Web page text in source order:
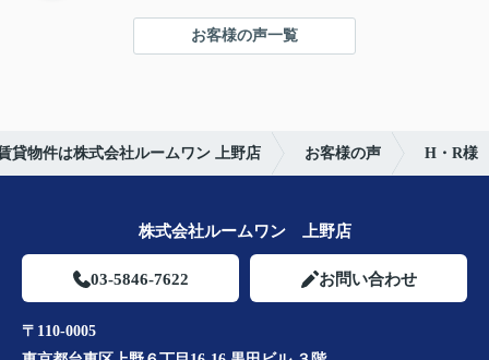
お客様の声一覧
貸物件は株式会社ルームワン 上野店 お客様の声 H・R様
株式会社ルームワン 上野店
03-5846-7622 お問い合わせ
〒110-0005